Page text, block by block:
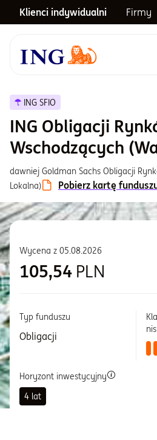
Klienci indywidualni Firmy
Menu główne
Notowania
Emerytura
Inwestycje
Blog
Centrum pomocy
O nas
Otwórz
ING SFIO
ING Obligacji
Wschodzących
dawniej Goldman Sachs Obligacji
Lokalna)
Pobierz kartę
Wycena z 05.08.2026
105,54 PLN
Typ funduszu
Obligacji
Horyzont inwestycyjny
4 lat